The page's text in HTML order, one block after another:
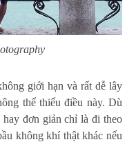
giới hạn và rất dễ lây
thể thiếu điều này. Dù
đơn giản chỉ là đi theo
không khí thật khác nếu